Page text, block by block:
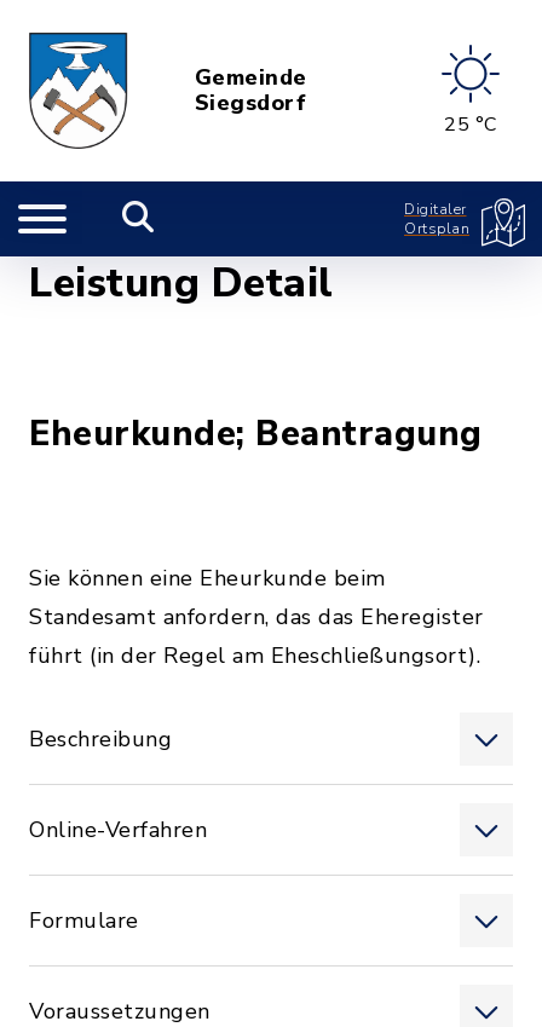
Gemeinde
Siegsdorf
25 °C
Digitaler
Ortsplan
Leistung Detail
Eheurkunde; Beantragung
Sie können eine Eheurkunde beim
Standesamt anfordern, das das Eheregister
führt (in der Regel am Eheschließungsort).
Beschreibung
Online-Verfahren
Formulare
Voraussetzungen